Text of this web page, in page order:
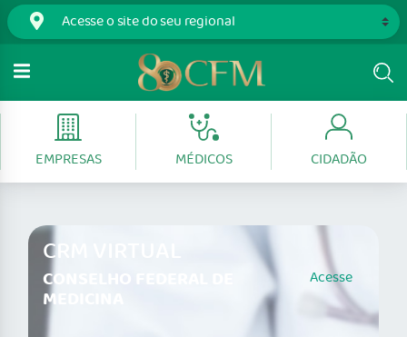
EMPRESAS MÉDICOS CIDADÃO
CRM VIRTUAL
CONSELHO FEDERAL DE
MEDICINA
Acesse